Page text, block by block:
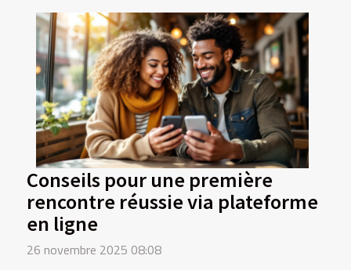
Conseils pour une première
rencontre réussie via plateforme
en ligne
26 novembre 2025 08:08